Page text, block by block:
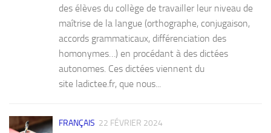
des élèves du collège de travailler leur niveau de
maîtrise de la langue (orthographe, conjugaison,
accords grammaticaux, différenciation des
homonymes…) en procédant à des dictées
autonomes. Ces dictées viennent du
site ladictee.fr, que nous...
FRANÇAIS 22 FÉVRIER 2024